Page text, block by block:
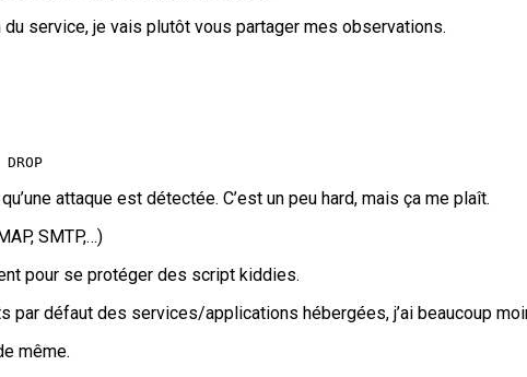
service, je vais plutôt vous partager mes observations.
attaque est détectée. C’est un peu hard, mais ça me plaît.
SMTP,…)
pour se protéger des script kiddies.
par défaut des services/applications hébergées, j’ai beaucoup
même.